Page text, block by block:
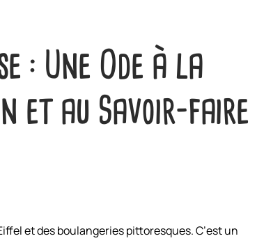
: Une Ode à la
et au Savoir-faire
et des boulangeries pittoresques. C’est un